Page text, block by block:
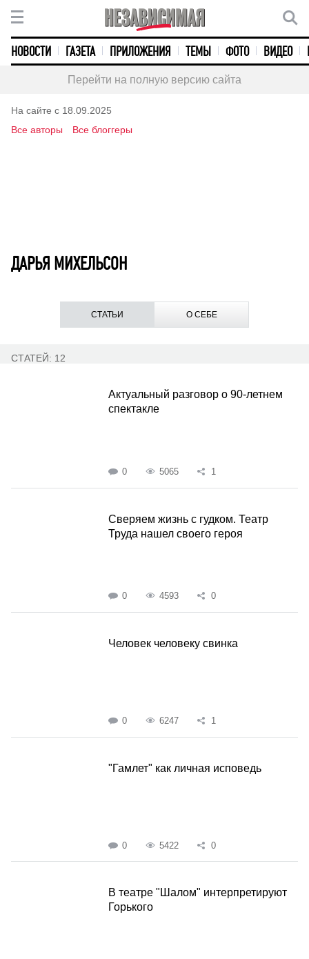
НОВОСТИ ГАЗЕТА ПРИЛОЖЕНИЯ ТЕМЫ ФОТО ВИДЕО
Перейти на полную версию сайта
На сайте с 18.09.2025
Все авторы
Все блоггеры
ДАРЬЯ МИХЕЛЬСОН
СТАТЬИ О СЕБЕ
СТАТЕЙ: 12
Актуальный разговор о 90-летнем
спектакле
0 5065 1
Сверяем жизнь с гудком. Театр
Труда нашел своего героя
0 4593 0
Человек человеку свинка
0 6247 1
"Гамлет" как личная исповедь
0 5422 0
В театре "Шалом" интерпретируют
Горького